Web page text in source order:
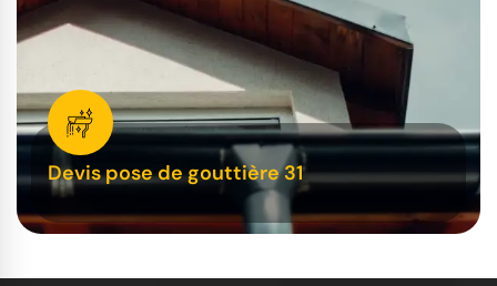
Devis pose de gouttière 31